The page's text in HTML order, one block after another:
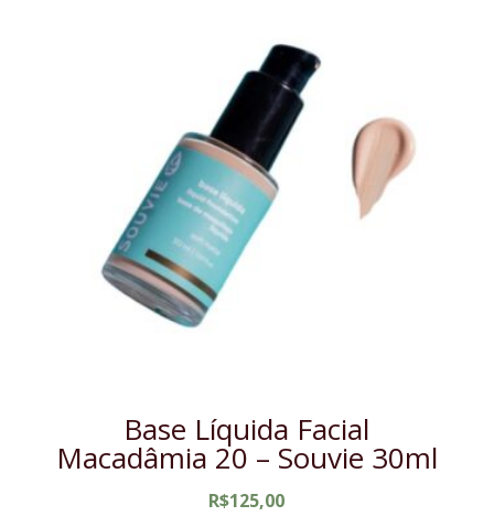
Base Líquida Facial
Macadâmia 20 – Souvie 30ml
R$125,00